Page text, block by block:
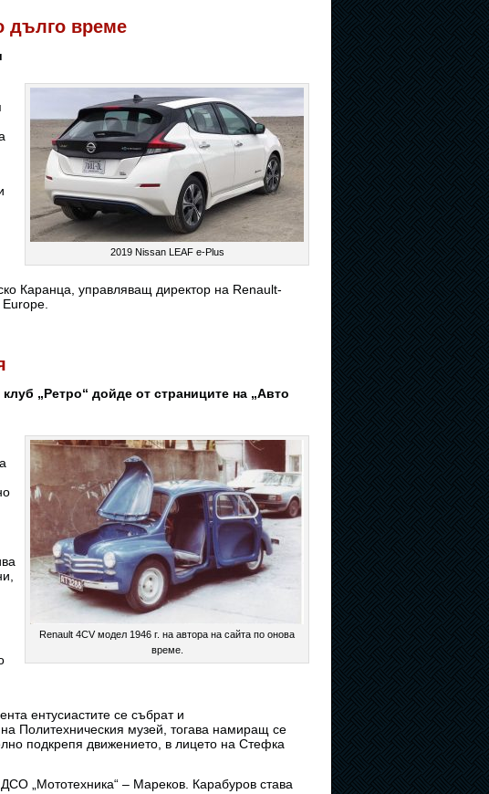
дълго време
2019 Nissan LEAF e-Plus
Каранца, управляващ директор на Renault-
„Ретро“ дойде от страниците на „Авто
Renault 4CV модел 1946 г. на автора на сайта по онова
време.
ентусиастите се събрат и
Политехническия музей, тогава намиращ се
подкрепя движението, в лицето на Стефка
„Мототехника“ – Мареков. Карабуров става